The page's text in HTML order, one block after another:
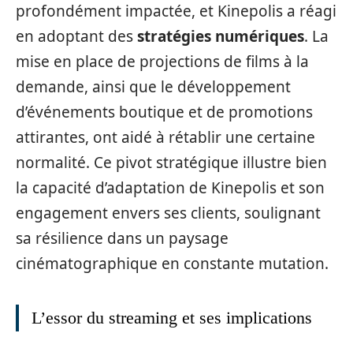
profondément impactée, et Kinepolis a réagi
en adoptant desstratégies numériques. La
mise en place de projections de films à la
demande, ainsi que le développement
d’événements boutique et de promotions
attirantes, ont aidé à rétablir une certaine
normalité. Ce pivot stratégique illustre bien
la capacité d’adaptation de Kinepolis et son
engagement envers ses clients, soulignant
sa résilience dans un paysage
cinématographique en constante mutation.
L’essor du streaming et ses implications